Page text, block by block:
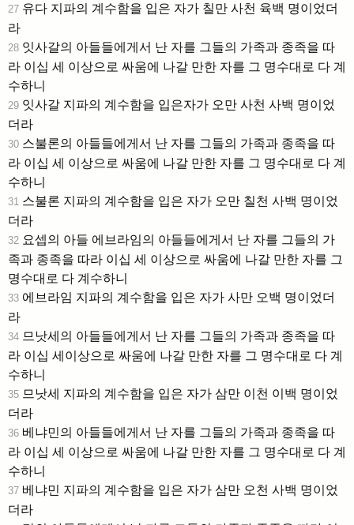
27 유다 지파의 계수함을 입은 자가 칠만 사천 육백 명이었더
라
28 잇사갈의 아들들에게서 난 자를 그들의 가족과 종족을 따
라 이십 세 이상으로 싸움에 나갈 만한 자를 그 명수대로 다 계
수하니
29 잇사갈 지파의 계수함을 입은자가 오만 사천 사백 명이었
더라
30 스불론의 아들들에게서 난 자를 그들의 가족과 종족을 따
라 이십 세 이상으로 싸움에 나갈 만한 자를 그 명수대로 다 계
수하니
31 스불론 지파의 계수함을 입은 자가 오만 칠천 사백 명이었
더라
32 요셉의 아들 에브라임의 아들들에게서 난 자를 그들의 가
족과 종족을 따라 이십 세 이상으로 싸움에 나갈 만한 자를 그
명수대로 다 계수하니
33 에브라임 지파의 계수함을 입은 자가 사만 오백 명이었더
라
34 므낫세의 아들들에게서 난 자를 그들의 가족과 종족을 따
라 이십 세이상으로 싸움에 나갈 만한 자를 그 명수대로 다 계
수하니
35 므낫세 지파의 계수함을 입은 자가 삼만 이천 이백 명이었
더라
36 베냐민의 아들들에게서 난 자를 그들의 가족과 종족을 따
라 이십 세 이상으로 싸움에 나갈 만한 자를 그 명수대로 다 계
수하니
37 베냐민 지파의 계수함을 입은 자가 삼만 오천 사백 명이었
더라